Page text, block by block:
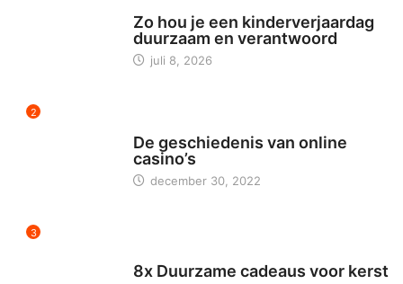
Zo hou je een kinderverjaardag
duurzaam en verantwoord
juli 8, 2026
2
De geschiedenis van online
casino’s
december 30, 2022
3
8x Duurzame cadeaus voor kerst